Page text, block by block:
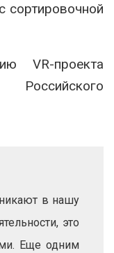
сортировочной
VR-проекта
в нашу
это
Еще одним